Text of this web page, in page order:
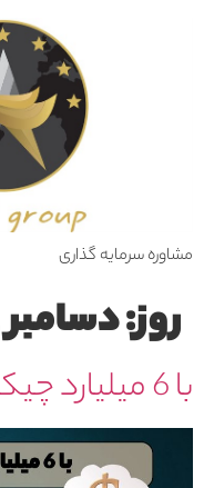
مشاوره سرمایه گذاری
روز:دسامبر 12, 2023
با 6 میلیارد چیکار میشه کرد